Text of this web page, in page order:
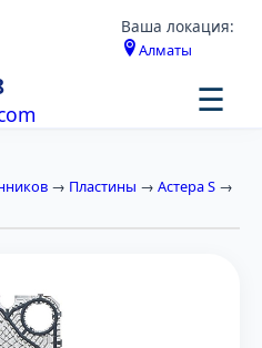
Ваша локация:
Алматы
☰
→ Пластины → Астера S →